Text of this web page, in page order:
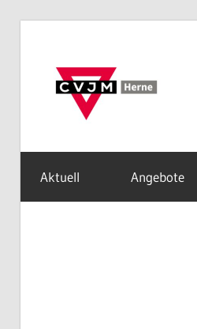
springen
Aktuell Angebote